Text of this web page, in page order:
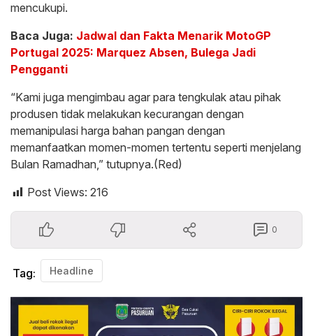
mencukupi.
Baca Juga: Jadwal dan Fakta Menarik MotoGP
Portugal 2025: Marquez Absen, Bulega Jadi
Pengganti
“Kami juga mengimbau agar para tengkulak atau pihak
produsen tidak melakukan kecurangan dengan
memanipulasi harga bahan pangan dengan
memanfaatkan momen-momen tertentu seperti menjelang
Bulan Ramadhan,” tutupnya.(Red)
Post Views: 216
0
Tag: Headline